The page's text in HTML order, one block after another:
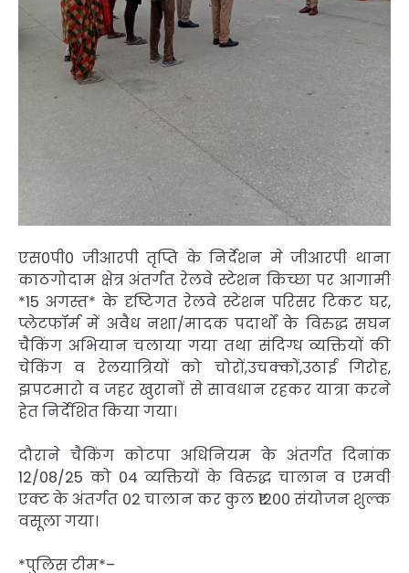
एस0पी0 जीआरपी तृप्ति के निर्देशन मे जीआरपी थाना
काठगोदाम क्षेत्र अंतर्गत रेलवे स्टेशन किच्छा पर आगामी
*15 अगस्त* के दृष्टिगत रेलवे स्टेशन परिसर टिकट घर,
प्लेटफॉर्म में अवैध नशा/मादक पदार्थों के विरुद्ध सघन
चैकिंग अभियान चलाया गया तथा संदिग्ध व्यक्तियों की
चेकिंग व रेलयात्रियों को चोरों,उचक्कों,उठाई गिरोह,
झपटमारो व जहर खुरानों से सावधान रहकर यात्रा करने
हेत निर्देशित किया गया।
दौराने चैकिंग कोटपा अधिनियम के अंतर्गत दिनांक
12/08/25 को 04 व्यक्तियों के विरुद्ध चालान व एमवी
एक्ट के अंतर्गत 02 चालान कर कुल ₹1200 संयोजन शुल्क
वसूला गया।
*पुलिस टीम*–